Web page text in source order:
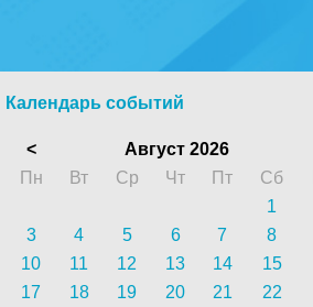
Календарь событий
< Август 2026
Пн
Вт Ср Чт Пт Сб
1
3
4 5 6 7 8
10
11 12 13 14 15
17
18 19 20 21 22